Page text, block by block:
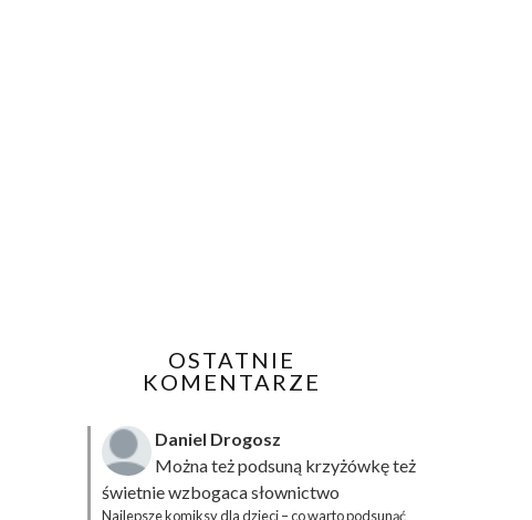
OSTATNIE
KOMENTARZE
Daniel Drogosz
Można też podsuną krzyżówkęteż
świetnie wzbogaca słownictwo
Najlepsze komiksy dla dzieci – co warto podsunąć